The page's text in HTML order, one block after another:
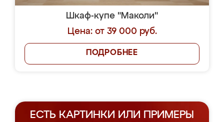
Шкаф-купе "Маколи"
Цена: от 39 000 руб.
ПОДРОБНЕЕ
ЕСТЬ КАРТИНКИ ИЛИ ПРИМЕРЫ